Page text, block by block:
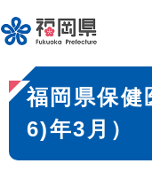
ー
ジ
先
頭
。
メ
本
文
福岡県保
6)年3月）